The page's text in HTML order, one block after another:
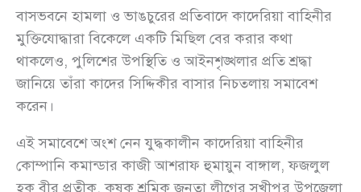
বাসভবনে হামলা ও ভাঙচুরের প্রতিবাদে কাদেরিয়া বাহিনীর
মুক্তিযোদ্ধারা বিকেলে একটি মিছিল বের করার কথা
থাকলেও, পুলিশের উপস্থিতি ও আইনশৃঙ্খলার প্রতি শ্রদ্ধা
জানিয়ে তাঁরা কাদের সিদ্দিকীর বাসার নিচতলায় সমাবেশ
করেন।
এই সমাবেশে অংশ নেন যুদ্ধকালীন কাদেরিয়া বাহিনীর
কোম্পানি কমান্ডার কাজী আশরাফ হুমায়ুন বাঙ্গাল, ফজলুল
হক বীর প্রতীক, কৃষক শ্রমিক জনতা লীগের সখীপুর উপজেলা